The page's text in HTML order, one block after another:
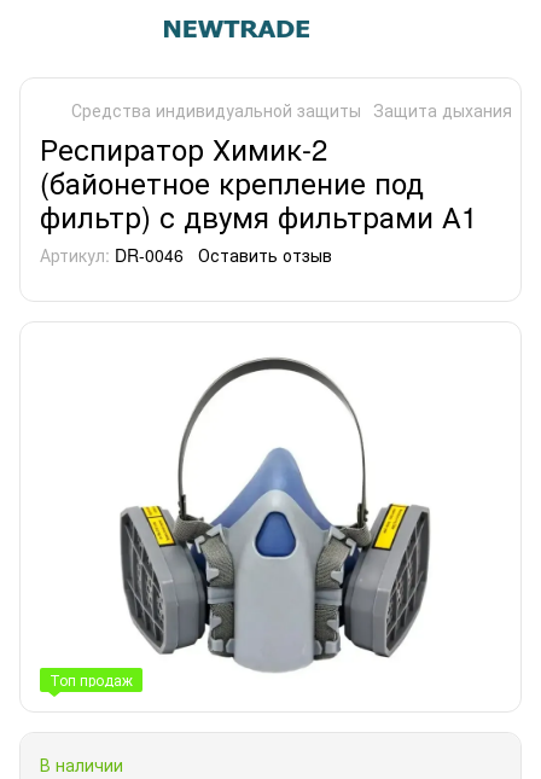
Средства индивидуальной защиты Защита дыхания
Респиратор Химик-2
(байонетное крепление под
фильтр) с двумя фильтрами А1
Артикул: DR-0046 Оставить отзыв
Топ продаж
В наличии